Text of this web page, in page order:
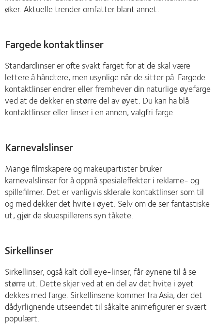
øker. Aktuelle trender omfatter blant annet:
Fargede kontaktlinser
Standardlinser er ofte svakt farget for at de skal være
lettere å håndtere, men usynlige når de sitter på. Fargede
kontaktlinser endrer eller fremhever din naturlige øyefarge
ved at de dekker en større del av øyet. Du kan ha blå
kontaktlinser eller linser i en annen, valgfri farge.
Karnevalslinser
Mange filmskapere og makeupartister bruker
karnevalslinser for å oppnå spesialeffekter i reklame- og
spillefilmer. Det er vanligvis sklerale kontaktlinser som til
og med dekker det hvite i øyet. Selv om de ser fantastiske
ut, gjør de skuespillerens syn tåkete.
Sirkellinser
Sirkellinser, også kalt doll eye-linser, får øynene til å se
større ut. Dette skjer ved at en del av det hvite i øyet
dekkes med farge. Sirkellinsene kommer fra Asia, der det
dådyrlignende utseendet til såkalte animefigurer er svært
populært.